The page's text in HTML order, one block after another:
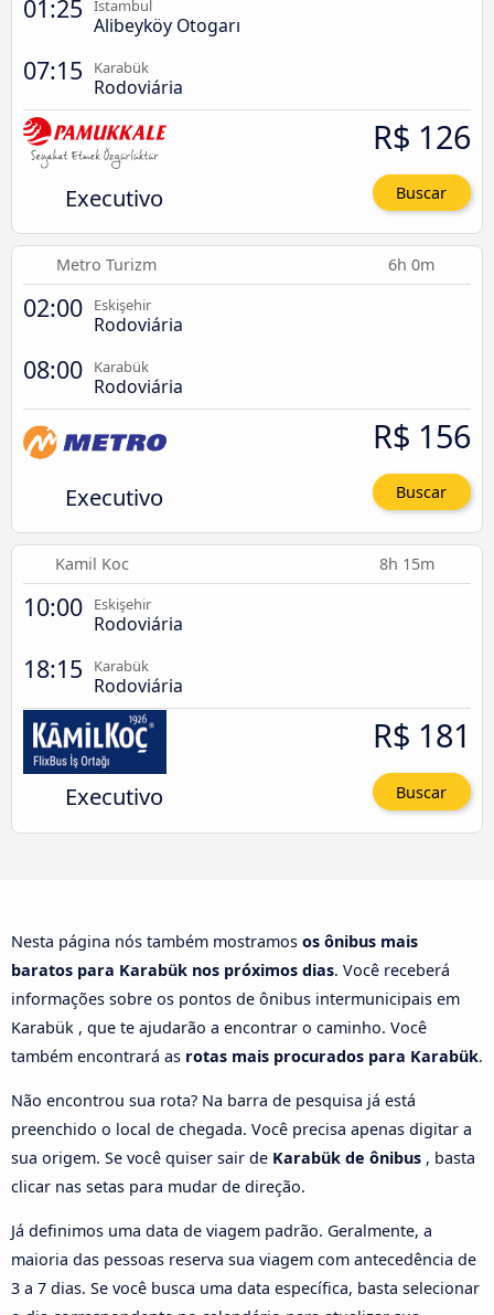
01:25 Istambul
Alibeyköy Otogarı
07:15 Karabük
Rodoviária
Executivo
R$ 126
Buscar
Metro Turizm 6h 0m
02:00 Eskişehir
Rodoviária
08:00 Karabük
Rodoviária
Executivo
R$ 156
Buscar
Kamil Koc 8h 15m
10:00 Eskişehir
Rodoviária
18:15 Karabük
Rodoviária
Executivo
R$ 181
Buscar
Nesta página nós também mostramos os ônibus mais
baratos para Karabük nos próximos dias. Você receberá
informações sobre os pontos de ônibus intermunicipais em
Karabük , que te ajudarão a encontrar o caminho. Você
também encontrará as rotas mais procurados para Karabük.
Não encontrou sua rota? Na barra de pesquisa já está
preenchido o local de chegada. Você precisa apenas digitar a
sua origem. Se você quiser sair de Karabük de ônibus , basta
clicar nas setas para mudar de direção.
Já definimos uma data de viagem padrão. Geralmente, a
maioria das pessoas reserva sua viagem com antecedência de
3 a 7 dias. Se você busca uma data específica, basta selecionar